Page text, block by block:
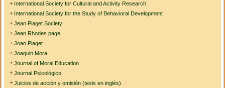
International Society for Cultural and Activity Research
International Society for the Study of Behavioral Development
Jean Piaget Society
Jean Rhodes page
Joao Piaget
Joaquin Mora
Journal of Moral Education
Journal Psicológico
Juicios de acción y omisión (tesis en inglés)